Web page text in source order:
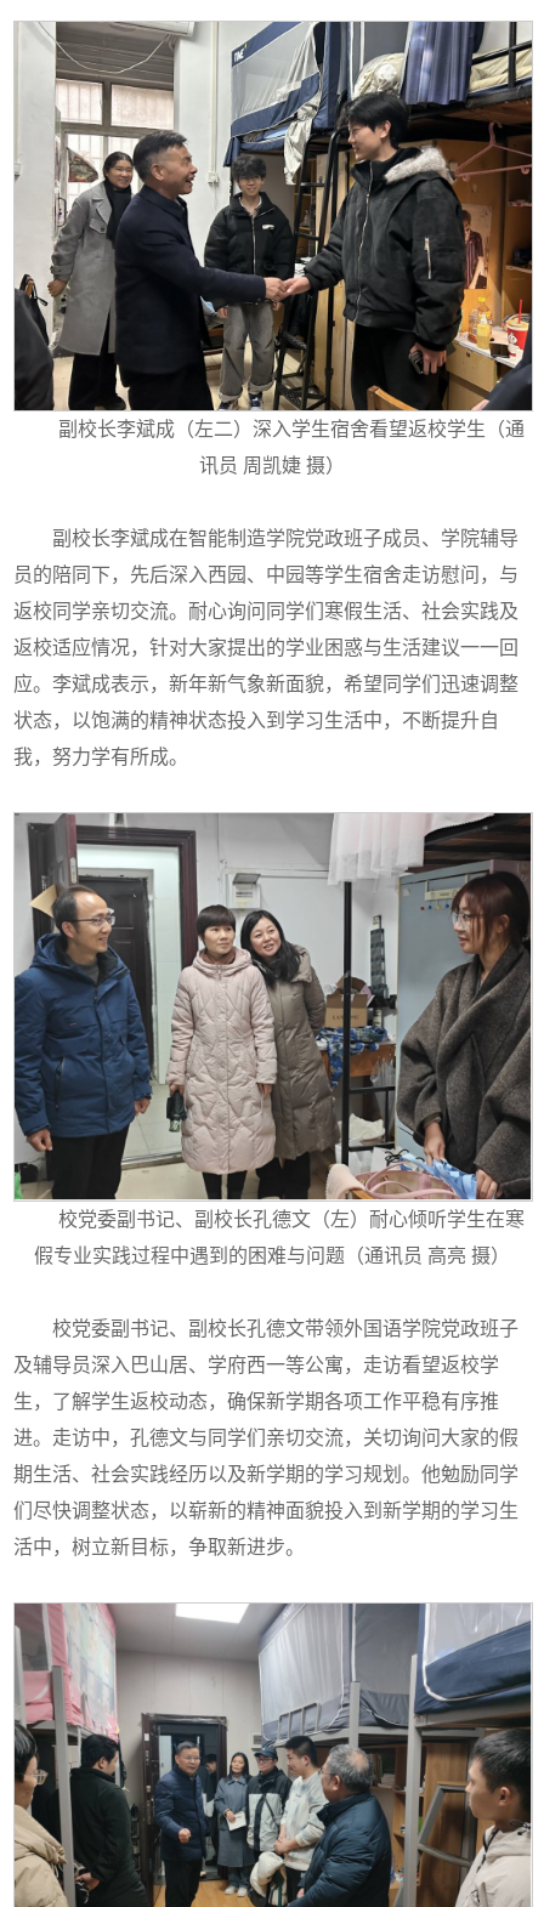
副校长李斌成（左二）深入学生宿舍看望返校学生（通
讯员 周凯婕 摄）
副校长李斌成在智能制造学院党政班子成员、学院辅导
员的陪同下，先后深入西园、中园等学生宿舍走访慰问，与
返校同学亲切交流。耐心询问同学们寒假生活、社会实践及
返校适应情况，针对大家提出的学业困惑与生活建议一一回
应。李斌成表示，新年新气象新面貌，希望同学们迅速调整
状态，以饱满的精神状态投入到学习生活中，不断提升自
我，努力学有所成。
校党委副书记、副校长孔德文（左）耐心倾听学生在寒
假专业实践过程中遇到的困难与问题（通讯员 高亮 摄）
校党委副书记、副校长孔德文带领外国语学院党政班子
及辅导员深入巴山居、学府西一等公寓，走访看望返校学
生，了解学生返校动态，确保新学期各项工作平稳有序推
进。走访中，孔德文与同学们亲切交流，关切询问大家的假
期生活、社会实践经历以及新学期的学习规划。他勉励同学
们尽快调整状态，以崭新的精神面貌投入到新学期的学习生
活中，树立新目标，争取新进步。